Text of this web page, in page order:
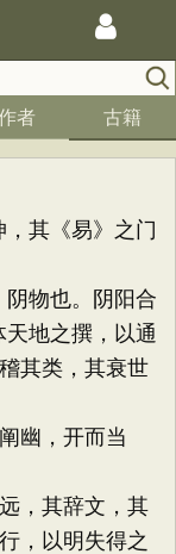
者 古籍
《易》之门
物也。阴阳合
地之撰，以通
其类，其衰世
幽，开而当
，其辞文，其
，以明失得之